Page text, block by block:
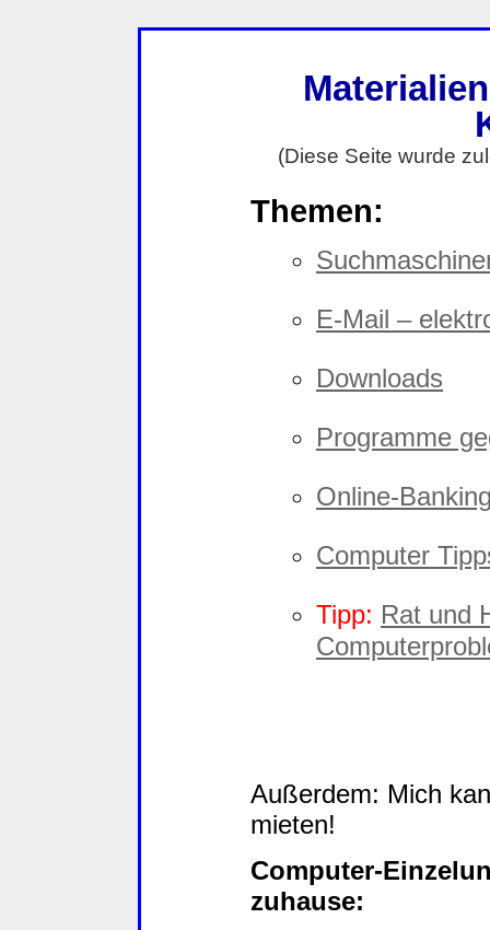
(Diese Seite wurde
Themen:
E-Mail –
Downloads
Programme
Online-
Computer
Tipp: Rat und
Außerdem: Mich
mieten!
Computer-
zuhause: